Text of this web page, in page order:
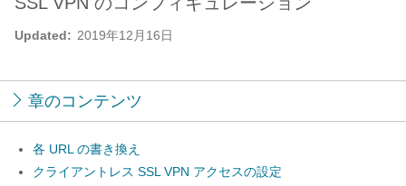
Updated: 2019年12月16日
章のコンテンツ
各 URL の書き換え
クライアントレス SSL VPN アクセスの設定